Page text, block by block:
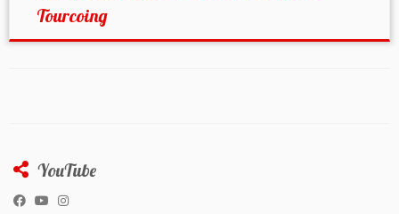
Tourcoing
YouTube